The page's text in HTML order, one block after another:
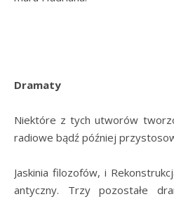
Dramaty
Niektóre z tych utworów
radiowe bądź później
Jaskinia filozofów, i
antyczny. Trzy pozostałe